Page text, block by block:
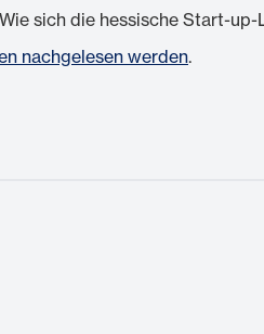
sich die hessische Start-
nachgelesen werden.